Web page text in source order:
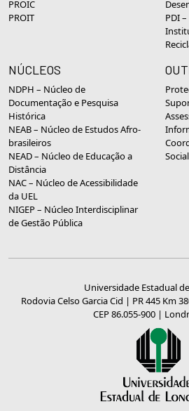
PROIC
PROIT
PDI
NÚCLEOS
NDPH – Núcleo de
Documentação e Pesquisa
Histórica
NEAB – Núcleo de Estudos Afro-
brasileiros
NEAD – Núcleo de Educação a
Distância
NAC – Núcleo de Acessibilidade
da UEL
NIGEP – Núcleo Interdisciplinar
de Gestão Pública
Social
Universidade Estadual
Rodovia Celso Garcia Cid | PR 445 Km
CEP 86.055-900 |